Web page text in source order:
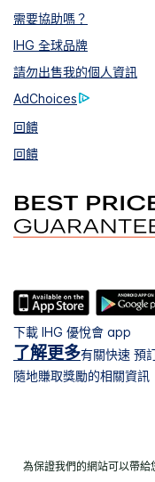
需要協助嗎？
IHG 全球品牌
請勿出售我的個人資訊
AdChoices
回饋
回饋
下載 IHG 優悅會 app
了解更多有關快速 預
隨地賺取獎勵的相關資訊
為保證我們的網站可以帶給